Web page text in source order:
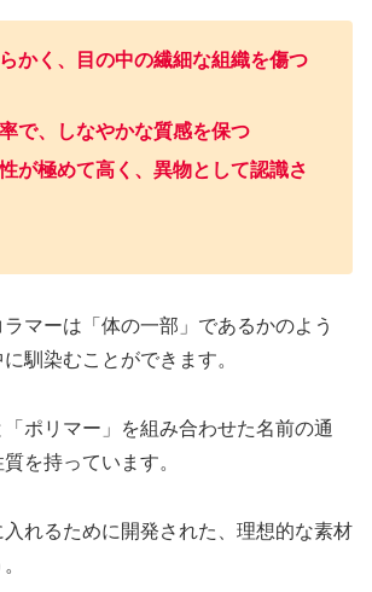
かく、目の中の繊細な組織を傷つ
で、しなやかな質感を保つ
が極めて高く、異物として認識さ
マーは「体の一部」であるかのよう
馴染むことができます。
「ポリマー」を組み合わせた名前の通
を持っています。
入れるために開発された、理想的な素材